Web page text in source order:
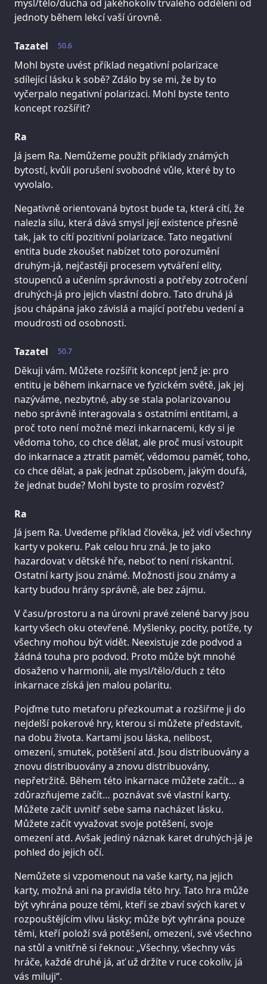
mysl/tělo/ducha od jakéhokoliv trvalého oddělení od
jednoty během lekcí vaší úrovně.
50.6
Tazatel
Mohl byste uvést příklad negativní polarizace
sdílející lásku k sobě? Zdálo by se mi, že by to
vyčerpalo negativní polarizaci. Mohl byste tento
koncept rozšířit?
Ra
Já jsem Ra. Nemůžeme použít příklady známých
bytostí, kvůli porušení svobodné vůle, které by to
vyvolalo.
Negativně orientovaná bytost bude ta, která cítí, že
nalezla sílu, která dává smysl její existence přesně
tak, jak to cítí pozitivní polarizace. Tato negativní
entita bude zkoušet nabízet toto porozumění
druhým-já, nejčastěji procesem vytváření elity,
stoupenců a učením správnosti a potřeby zotročení
druhých-já pro jejich vlastní dobro. Tato druhá já
jsou chápána jako závislá a mající potřebu vedení a
moudrosti od osobnosti.
50.7
Tazatel
Děkuji vám. Můžete rozšířit koncept jenž je: pro
entitu je během inkarnace ve fyzickém světě, jak jej
nazýváme, nezbytné, aby se stala polarizovanou
nebo správně interagovala s ostatními entitami, a
proč toto není možné mezi inkarnacemi, kdy si je
vědoma toho, co chce dělat, ale proč musí vstoupit
do inkarnace a ztratit paměť, vědomou paměť, toho,
co chce dělat, a pak jednat způsobem, jakým doufá,
že jednat bude? Mohl byste to prosím rozvést?
Ra
Já jsem Ra. Uvedeme příklad člověka, jež vidí všechny
karty v pokeru. Pak celou hru zná. Je to jako
hazardovat v dětské hře, neboť to není riskantní.
Ostatní karty jsou známé. Možnosti jsou známy a
karty budou hrány správně, ale bez zájmu.
V času/prostoru a na úrovni pravé zelené barvy jsou
karty všech oku otevřené. Myšlenky, pocity, potíže, ty
všechny mohou být vidět. Neexistuje zde podvod a
žádná touha pro podvod. Proto může být mnohé
dosaženo v harmonii, ale mysl/tělo/duch z této
inkarnace získá jen malou polaritu.
Pojďme tuto metaforu přezkoumat a rozšiřme ji do
nejdelší pokerové hry, kterou si můžete představit,
na dobu života. Kartami jsou láska, nelibost,
omezení, smutek, potěšení atd. Jsou distribuovány a
znovu distribuovány a znovu distribuovány,
nepřetržitě. Během této inkarnace můžete začít… a
zdůrazňujeme začít… poznávat své vlastní karty.
Můžete začít uvnitř sebe sama nacházet lásku.
Můžete začít vyvažovat svoje potěšení, svoje
omezení atd. Avšak jediný náznak karet druhých-já je
pohled do jejich očí.
Nemůžete si vzpomenout na vaše karty, na jejich
karty, možná ani na pravidla této hry. Tato hra může
být vyhrána pouze těmi, kteří se zbaví svých karet v
rozpouštějícím vlivu lásky; může být vyhrána pouze
těmi, kteří položí svá potěšení, omezení, své všechno
na stůl a vnitřně si řeknou: „Všechny, všechny vás
hráče, každé druhé já, ať už držíte v ruce cokoliv, já
vás miluji“.